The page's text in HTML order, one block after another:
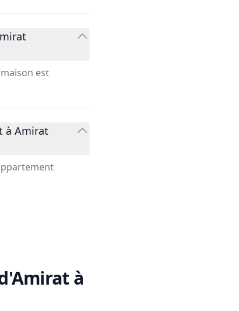
est
à Amirat
à